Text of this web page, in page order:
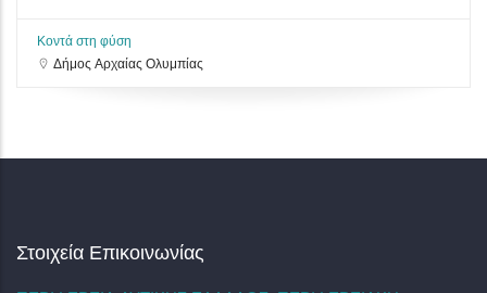
Κοντά στη φύση
Δήμος Αρχαίας Ολυμπίας
Στοιχεία Επικοινωνίας